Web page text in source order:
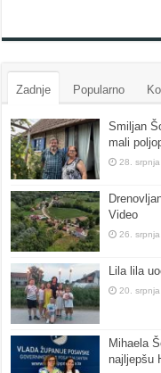
Zadnje Popularno
Smiljan
mali
28. srpnja
Video
26. srpnja
Lila lila
20. srpnja
Mihaela
najljepšu